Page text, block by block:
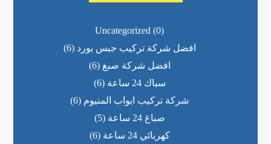
Uncategorized (0)
افضل شركة تركيب جبس بورد (6)
افضل شركة صبغ (6)
سباك 24 ساعة
(6)
شركة تركيب ابواب المنيوم (6)
صباغ 24 ساعة
(5)
كهربائي 24 ساعة
(6)